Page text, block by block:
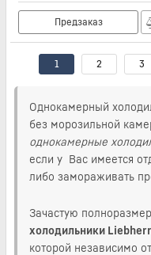
Предзаказ
1 2 3
Однокамерный
без морозильной
однокамерные
если у Вас имеется
либо замораживать
Зачастую
холодильники Liebherr
которой независимо